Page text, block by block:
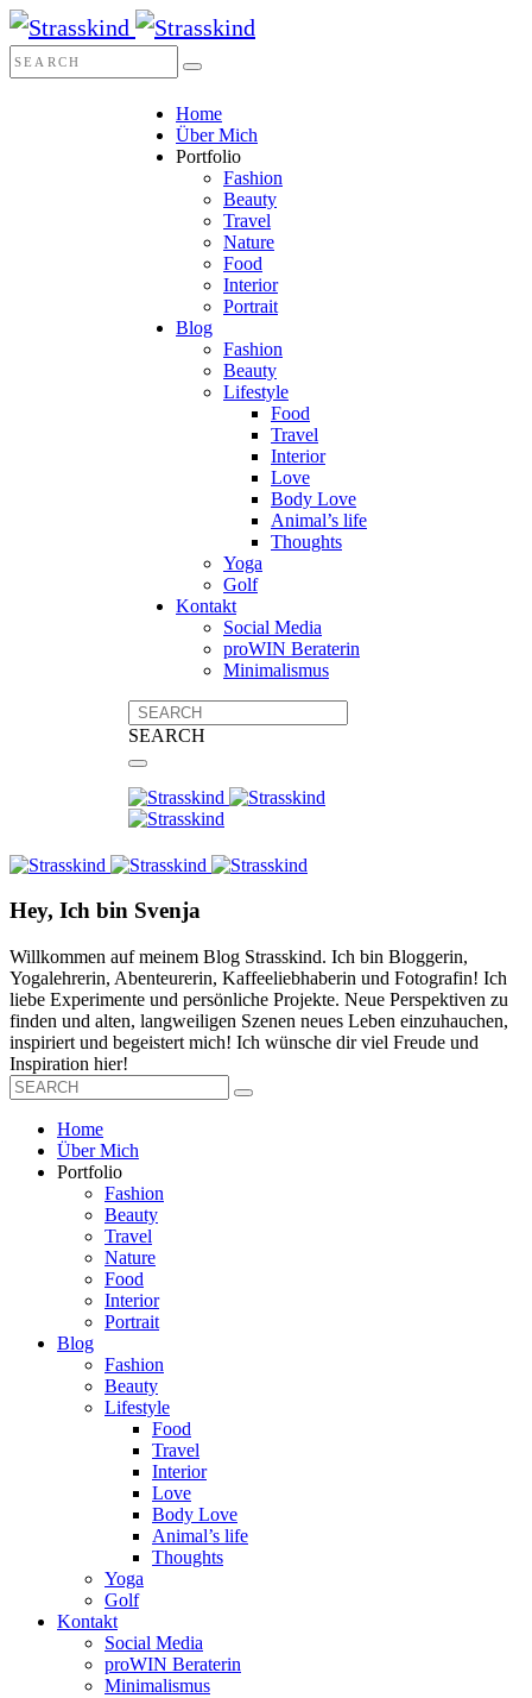
Home
Über Mich
Portfolio
Fashion
Beauty
Travel
Nature
Food
Interior
Portrait
Blog
Fashion
Beauty
Lifestyle
Food
Travel
Interior
Love
Body Love
Animal’s life
Thoughts
Yoga
Golf
Kontakt
Social Media
proWIN Beraterin
Minimalismus
SEARCH
Hey, Ich bin Svenja
Willkommen auf meinem Blog Strasskind. Ich bin Bloggerin,
Yogalehrerin, Abenteurerin, Kaffeeliebhaberin und Fotografin! Ich
liebe Experimente und persönliche Projekte. Neue Perspektiven zu
finden und alten, langweiligen Szenen neues Leben einzuhauchen,
inspiriert und begeistert mich! Ich wünsche dir viel Freude und
Inspiration hier!
Home
Über Mich
Portfolio
Fashion
Beauty
Travel
Nature
Food
Interior
Portrait
Blog
Fashion
Beauty
Lifestyle
Food
Travel
Interior
Love
Body Love
Animal’s life
Thoughts
Yoga
Golf
Kontakt
Social Media
proWIN Beraterin
Minimalismus